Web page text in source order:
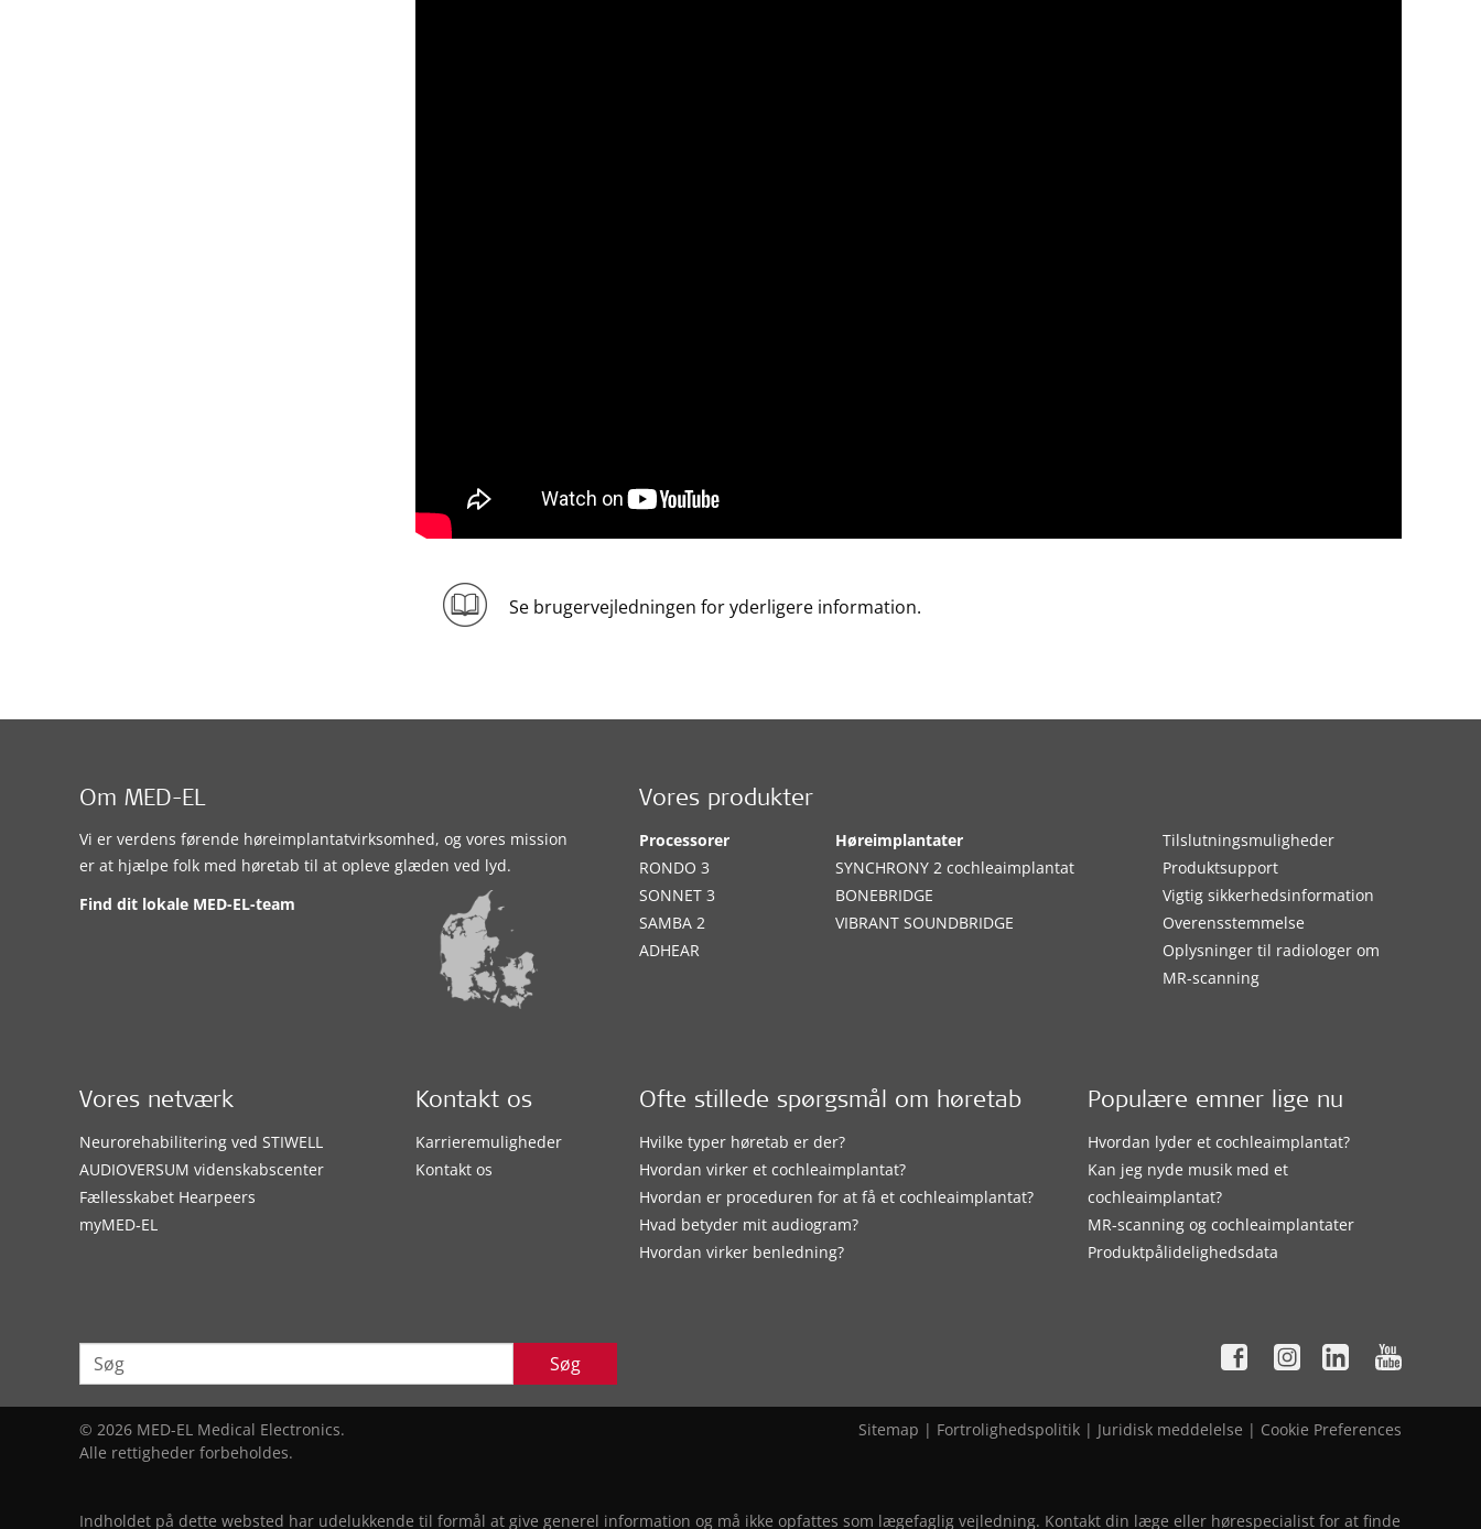
Se brugervejledningen for yderligere information.
Om MED-EL
Vi er verdens førende høreimplantatvirksomhed, og vores mission
er at hjælpe folk med høretab til at opleve glæden ved lyd.
Find dit lokale MED-EL-team
Vores produkter
Processorer
RONDO 3
SONNET 3
SAMBA 2
ADHEAR
Høreimplantater
SYNCHRONY 2 cochleaimplantat
BONEBRIDGE
VIBRANT SOUNDBRIDGE
Tilslutningsmuligheder
Produktsupport
Vigtig sikkerhedsinformation
Overensstemmelse
Oplysninger til radiologer om
MR-scanning
Ofte stillede spørgsmål om høretab
Hvilke typer høretab er der?
Hvordan virker et cochleaimplantat?
Hvordan er proceduren for at få et cochleaimplantat?
Hvad betyder mit audiogram?
Hvordan virker benledning?
Populære emner lige nu
Hvordan lyder et cochleaimplantat?
Kan jeg nyde musik med et
cochleaimplantat?
MR-scanning og cochleaimplantater
Produktpålidelighedsdata
Vores netværk
Neurorehabilitering ved STIWELL
AUDIOVERSUM videnskabscenter
Fællesskabet Hearpeers
myMED‑EL
Kontakt os
Karrieremuligheder
Kontakt os
Søg
© 2026 MED-EL Medical Electronics.
Alle rettigheder forbeholdes.
Sitemap | Fortrolighedspolitik | Juridisk meddelelse | Cookie Preferences
Indholdet på dette websted har udelukkende til formål at give generel information og må ikke opfattes som lægefaglig vejledning. Kontakt din læge eller hørespecialist for at finde